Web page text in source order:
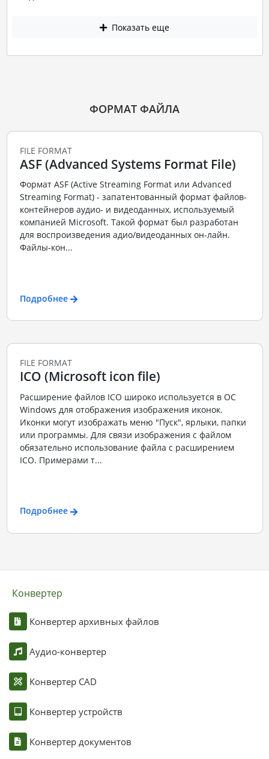
Показать еще
ФОРМАТ ФАЙЛА
FILE FORMAT
ASF (Advanced Systems Format File)
Формат ASF (Active Streaming Format или Advanced
Streaming Format) - запатентованный формат файлов-
контейнеров аудио- и видеоданных, используемый
компанией Microsoft. Такой формат был разработан
для воспроизведения адио/видеоданных он-лайн.
Файлы-кон...
Подробнее
FILE FORMAT
ICO (Microsoft icon file)
Расширение файлов ICO широко используется в ОС
Windows для отображения изображения иконок.
Иконки могут изображать меню "Пуск", ярлыки, папки
или программы. Для связи изображения с файлом
обязательно использование файла с расширением
ICO. Примерами т...
Подробнее
Конвертер
Конвертер архивных файлов
Аудио-конвертер
Конвертер CAD
Конвертер устройств
Конвертер документов